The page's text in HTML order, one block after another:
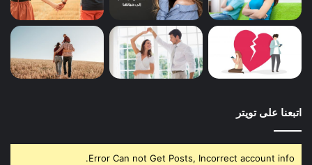
اتبعنا على تويتر
Error Can not Get Posts, Incorrect account info.